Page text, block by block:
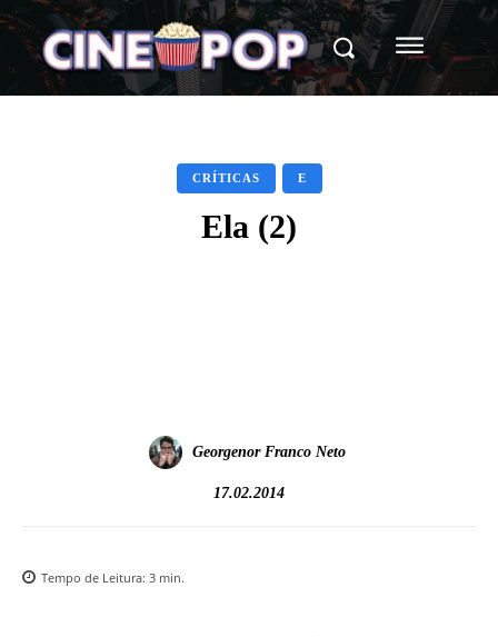
CRÍTICAS E
Ela (2)
Georgenor Franco Neto
17.02.2014
Tempo de Leitura: 3 min.